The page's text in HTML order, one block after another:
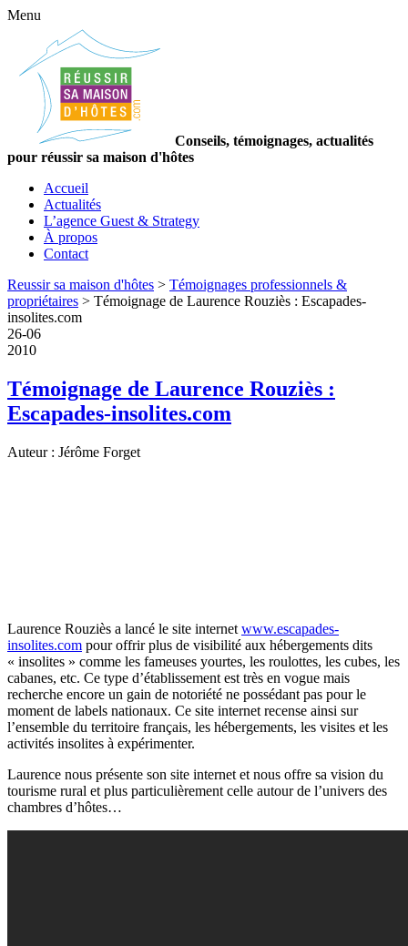
Menu
Conseils, témoignages, actualités
pour réussir sa maison d'hôtes
Accueil
Actualités
L’agence Guest & Strategy
À propos
Contact
Reussir sa maison d'hôtes > Témoignages professionnels &
propriétaires > Témoignage de Laurence Rouziès : Escapades-
insolites.com
26-06
2010
Témoignage de Laurence Rouziès :
Escapades-insolites.com
Auteur : Jérôme Forget
Laurence Rouziès a lancé le site internet www.escapades-
insolites.com pour offrir plus de visibilité aux hébergements dits
« insolites » comme les fameuses yourtes, les roulottes, les cubes, les
cabanes, etc. Ce type d’établissement est très en vogue mais
recherche encore un gain de notoriété ne possédant pas pour le
moment de labels nationaux. Ce site internet recense ainsi sur
l’ensemble du territoire français, les hébergements, les visites et les
activités insolites à expérimenter.
Laurence nous présente son site internet et nous offre sa vision du
tourisme rural et plus particulièrement celle autour de l’univers des
chambres d’hôtes…